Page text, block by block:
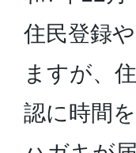
住民登録
ますが、
認に時間